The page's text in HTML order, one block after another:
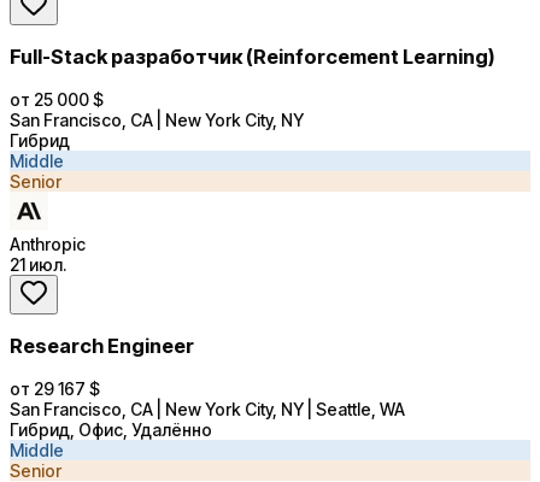
Full-Stack разработчик (Reinforcement Learning)
от 25 000 $
San Francisco, CA | New York City, NY
Гибрид
Middle
Senior
Anthropic
21 июл.
Research Engineer
от 29 167 $
San Francisco, CA | New York City, NY | Seattle, WA
Гибрид, Офис, Удалённо
Middle
Senior